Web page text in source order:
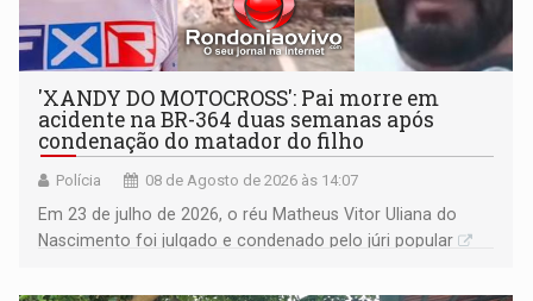
'XANDY DO MOTOCROSS': Pai morre em
acidente na BR-364 duas semanas após
condenação do matador do filho
Polícia 08 de Agosto de 2026 às 14:07
Em 23 de julho de 2026, o réu Matheus Vitor Uliana do
Nascimento foi julgado e condenado pelo júri popular